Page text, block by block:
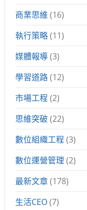
商業思維 (16)
執行策略(11)
媒體報導(3)
學習道路(12)
市場工程 (2)
思維突破 (22)
數位組織工程 (3)
數位運營管理 (2)
最新文章(178)
生活CEO(7)